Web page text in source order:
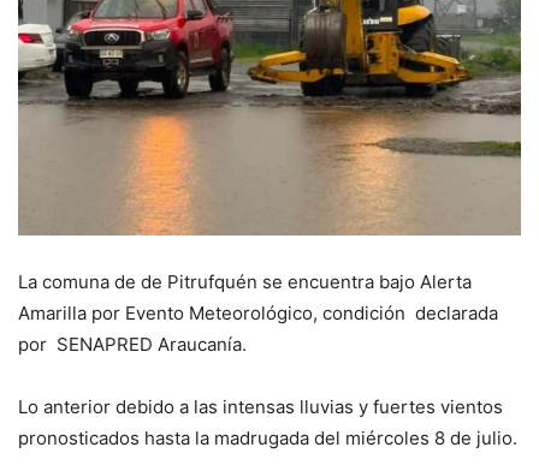
La comuna de de Pitrufquén se encuentra bajo Alerta
Amarilla por Evento Meteorológico, condición declarada
por SENAPRED Araucanía.
Lo anterior debido a las intensas lluvias y fuertes vientos
pronosticados hasta la madrugada del miércoles 8 de julio.